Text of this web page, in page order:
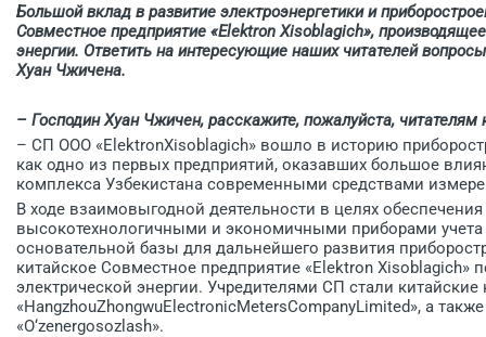
Большой вклад в развитие электроэнергетики и
Совместное предприятие «Elektron Xisoblagich»,
энергии. Ответить на интересующие наших читателей
Хуан Чжичена.
– Господин Хуан Чжичен, расскажите, пожалуйста,
– СП ООО «ElektronXisoblagich» вошло в историю
как одно из первых предприятий, оказавших большое
комплекса Узбекистана современными средствами
В ходе взаимовыгодной деятельности в целях
высокотехнологичными и экономичными приборами учета
основательной базы для дальнейшего развития
китайское Совместное предприятие «Elektron ­Xisoblagich»
электрической энергии. Учредителями СП стали
«HangzhouZhongwuElectronicMetersCompanyLimited», а
«O‘zenergosozlash».